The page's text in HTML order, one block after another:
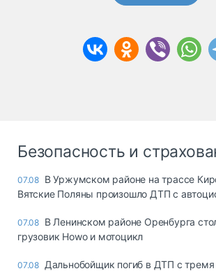
Безопасность и
07.08 В Уржумском районе на трассе
Вятские Поляны произошло ДТП с
07.08 В Ленинском районе Оренбурга
грузовик Howo и мотоцикл
07.08 Дальнобойщик погиб в ДТП с тремя